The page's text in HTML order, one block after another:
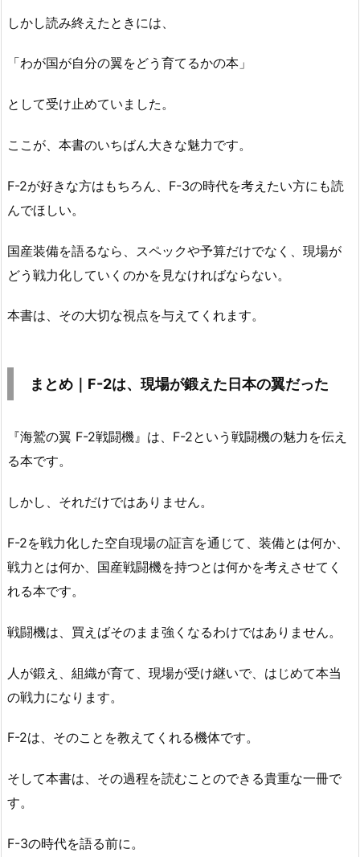
しかし読み終えたときには、
「わが国が自分の翼をどう育てるかの本」
として受け止めていました。
ここが、本書のいちばん大きな魅力です。
F-2が好きな方はもちろん、F-3の時代を考えたい方にも読
んでほしい。
国産装備を語るなら、スペックや予算だけでなく、現場が
どう戦力化していくのかを見なければならない。
本書は、その大切な視点を与えてくれます。
まとめ｜F-2は、現場が鍛えた日本の翼だった
『海鷲の翼 F-2戦闘機』は、F-2という戦闘機の魅力を伝え
る本です。
しかし、それだけではありません。
F-2を戦力化した空自現場の証言を通じて、装備とは何か、
戦力とは何か、国産戦闘機を持つとは何かを考えさせてく
れる本です。
戦闘機は、買えばそのまま強くなるわけではありません。
人が鍛え、組織が育て、現場が受け継いで、はじめて本当
の戦力になります。
F-2は、そのことを教えてくれる機体です。
そして本書は、その過程を読むことのできる貴重な一冊で
す。
F-3の時代を語る前に。